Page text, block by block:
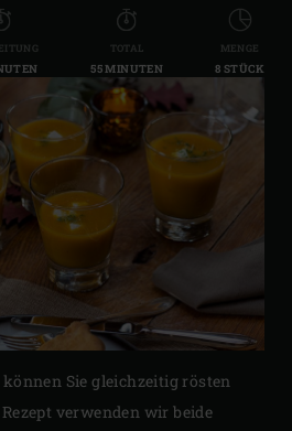
TOTAL
55 MINUTEN
MENGE
8 STÜCK
Sie gleichzeitig rösten
verwenden wir beide